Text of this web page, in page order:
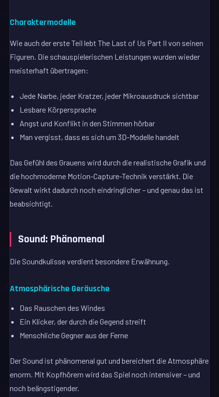
Charaktermodelle
Wie auch der erste Teil lebt The Last of Us Part II von seinen
Figuren. Die schauspielerischen Leistungen wurden wieder
meisterhaft übertragen:
Jede Narbe, jeder Kratzer, jeder Mikroausdruck sichtbar
Lesbare Körpersprache
Angst und Konflikt in den Stimmen hörbar
Man vergisst, dass es sich um 3D-Modelle handelt
Das Gefühl des Grauens wird durch die realistische Grafik und
die hochmoderne Motion-Capture-Technik verstärkt. Die
Gewalt wirkt dadurch noch eindringlicher – und genau das ist
beabsichtigt.
Sound: Phänomenal
Die Soundkulisse verdient besondere Erwähnung.
Atmosphärische Geräusche
Das Rauschen des Windes
Ein Klicker, der durch die Gegend streift
Menschliche Gegner aus der Ferne
Der Sound ist phänomenal gut und bereichert die Atmosphäre
enorm. Mit Kopfhörern wird das Spiel noch intensiver – und
noch beängstigender.